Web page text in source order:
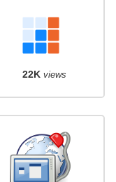
22K views